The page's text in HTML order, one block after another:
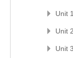
Unit
Unit
Unit